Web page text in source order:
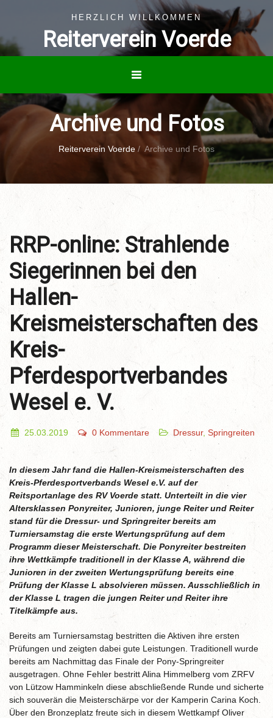
HERZLICH WILLKOMMEN
Reiterverein Voerde
Archive und Fotos
Reiterverein Voerde / Archive und Fotos
RRP-online: Strahlende
Siegerinnen bei den
Hallen-
Kreismeisterschaften des
Kreis-
Pferdesportverbandes
Wesel e. V.
25.03.2019 0 Kommentare Dressur, Springreiten
In diesem Jahr fand die Hallen-Kreismeisterschaften des
Kreis-Pferdesportverbands Wesel e.V. auf der
Reitsportanlage des RV Voerde statt. Unterteilt in die vier
Altersklassen Ponyreiter, Junioren, junge Reiter und Reiter
stand für die Dressur- und Springreiter bereits am
Turniersamstag die erste Wertungsprüfung auf dem
Programm dieser Meisterschaft. Die Ponyreiter bestreiten
ihre Wettkämpfe traditionell in der Klasse A, während die
Junioren in der zweiten Wertungsprüfung bereits eine
Prüfung der Klasse L absolvieren müssen. Ausschließlich in
der Klasse L tragen die jungen Reiter und Reiter ihre
Titelkämpfe aus.
Bereits am Turniersamstag bestritten die Aktiven ihre ersten
Prüfungen und zeigten dabei gute Leistungen. Traditionell wurde
bereits am Nachmittag das Finale der Pony-Springreiter
ausgetragen. Ohne Fehler bestritt Alina Himmelberg vom ZRFV
von Lützow Hamminkeln diese abschließende Runde und sicherte
sich souverän die Meisterschärpe vor der Kamperin Carina Koch.
Über den Bronzeplatz freute sich in diesem Wettkampf Oliver